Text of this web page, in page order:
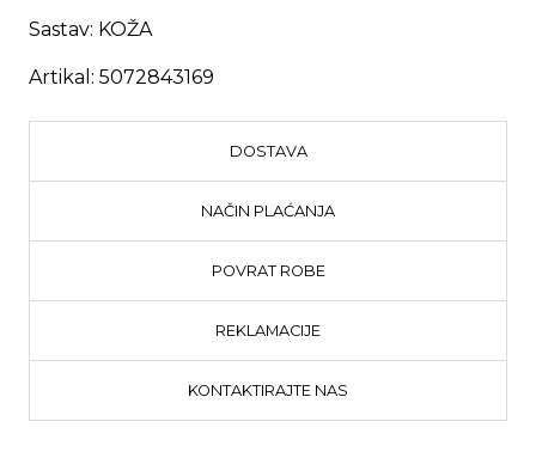
Sastav: KOŽA
Artikal: 5072843169
DOSTAVA
NAČIN PLAĆANJA
POVRAT ROBE
REKLAMACIJE
KONTAKTIRAJTE NAS